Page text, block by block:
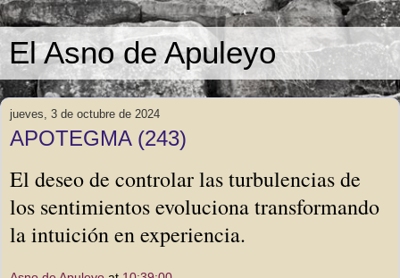
El Asno de Apuleyo
jueves, 3 de octubre de 2024
APOTEGMA (243)
El deseo de controlar las turbulencias de
los sentimientos evoluciona transformando
la intuición en experiencia.